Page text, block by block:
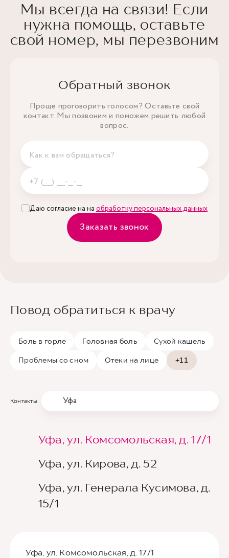
Мы всегда на связи! Если
нужна помощь, оставьте
свой номер, мы перезвоним
Обратный звонок
Проще проговорить голосом? Оставьте свой
контакт. Мы позвоним и поможем решить любой
вопрос.
Даю согласие на на обработку персональных данных
Заказать звонок
Повод обратиться к врачу
Боль в горле Головная боль Сухой кашель
Проблемы со сном Отеки на лице +11
Контакты Уфа
Уфа, ул. Комсомольская, д. 17/1
Уфа, ул. Кирова, д. 52
Уфа, ул. Генерала Кусимова, д.
15/1
Уфа, ул. Комсомольская, д. 17/1